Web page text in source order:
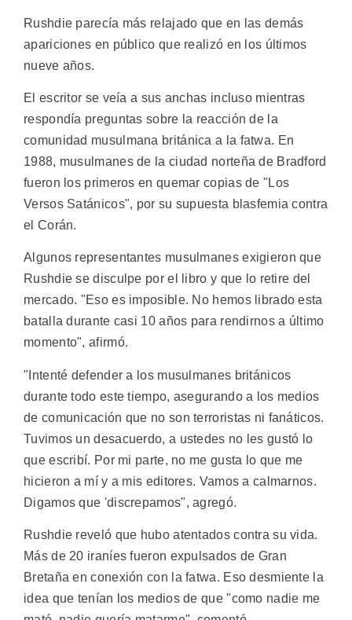
Rushdie parecía más relajado que en las demás
apariciones en público que realizó en los últimos
nueve años.
El escritor se veía a sus anchas incluso mientras
respondía preguntas sobre la reacción de la
comunidad musulmana británica a la fatwa. En
1988, musulmanes de la ciudad norteña de Bradford
fueron los primeros en quemar copias de "Los
Versos Satánicos", por su supuesta blasfemia contra
el Corán.
Algunos representantes musulmanes exigieron que
Rushdie se disculpe por el libro y que lo retire del
mercado. "Eso es imposible. No hemos librado esta
batalla durante casi 10 años para rendirnos a último
momento", afirmó.
"Intenté defender a los musulmanes británicos
durante todo este tiempo, asegurando a los medios
de comunicación que no son terroristas ni fanáticos.
Tuvimos un desacuerdo, a ustedes no les gustó lo
que escribí. Por mi parte, no me gusta lo que me
hicieron a mí y a mis editores. Vamos a calmarnos.
Digamos que 'discrepamos", agregó.
Rushdie reveló que hubo atentados contra su vida.
Más de 20 iraníes fueron expulsados de Gran
Bretaña en conexión con la fatwa. Eso desmiente la
idea que tenían los medios de que "como nadie me